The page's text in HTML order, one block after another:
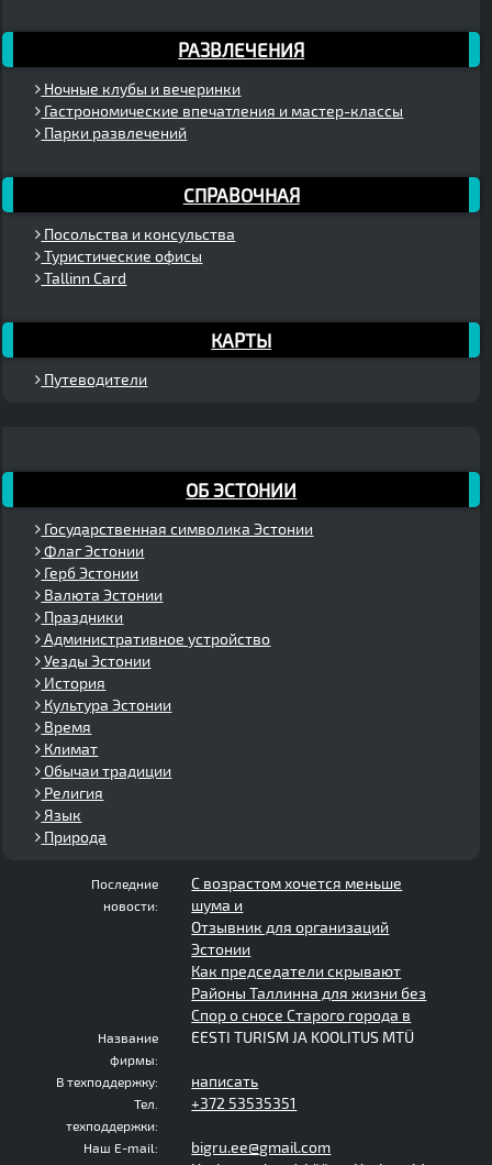
РАЗВЛЕЧЕНИЯ
Ночные клубы и вечеринки
Гастрономические впечатления и мастер-классы
Парки развлечений
СПРАВОЧНАЯ
Посольства и консульства
Туристические офисы
Tallinn Card
КАРТЫ
Путеводители
ОБ ЭСТОНИИ
Государственная символика Эстонии
Флаг Эстонии
Герб Эстонии
Валюта Эстонии
Праздники
Административное устройство
Уезды Эстонии
История
Культура Эстонии
Время
Климат
Обычаи традиции
Религия
Язык
Природа
Последние
новости:
С возрастом хочется меньше
шума и
Отзывник для организаций
Эстонии
Как председатели скрывают
Районы Таллинна для жизни без
Спор о сносе Старого города в
Название
фирмы:
EESTI TURISM JA KOOLITUS MTÜ
В техподдержку: написать
Тел.
техподдержки:
+372 53535351
Наш E-mail: bigru.ee@gmail.com